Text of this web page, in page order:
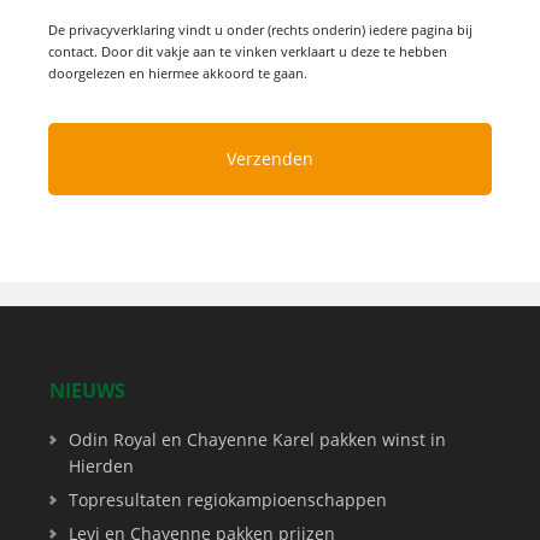
De privacyverklaring vindt u onder (rechts onderin) iedere pagina bij
contact. Door dit vakje aan te vinken verklaart u deze te hebben
doorgelezen en hiermee akkoord te gaan.
NIEUWS
Odin Royal en Chayenne Karel pakken winst in
Hierden
Topresultaten regiokampioenschappen
Levi en Chayenne pakken prijzen